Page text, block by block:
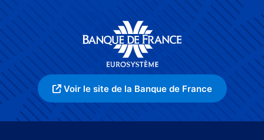
Voir le site de la Banque de France